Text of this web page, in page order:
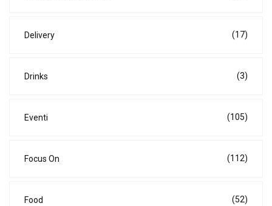
Delivery (17)
Drinks (3)
Eventi (105)
Focus On (112)
Food (52)